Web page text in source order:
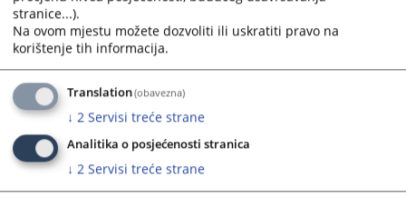
e) da rješava o priznavanju odluka stranih sudova,
stranih trgovačkih sudova i stranih arbitraža;
f) da pruža međunarodnu pravnu pomoć u kaznenim
predmetima i
g) da obavlja druge poslove propisane Zakonom.
Nadležnost, unutarnje uređenje i rad suda regulirani
su Zakonom o sudovima FBiH (˝Službeni glasnik FBiH
stranice...).
Na ovom mjestu možete dozvoliti ili uskratiti pravo na
korištenje tih informacija.
Translation(obavezna)
↓ 2 Servisi treće strane
Analitika o posjećenosti stranica
↓ 2 Servisi treće strane